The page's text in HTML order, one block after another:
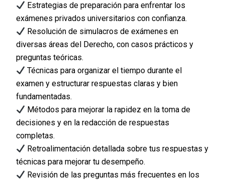
Estrategias de preparación para enfrentar los
exámenes privados universitarios con confianza.
Resolución de simulacros de exámenes en
diversas áreas del Derecho, con casos prácticos y
preguntas teóricas.
Técnicas para organizar el tiempo durante el
examen y estructurar respuestas claras y bien
fundamentadas.
Métodos para mejorar la rapidez en la toma de
decisiones y en la redacción de respuestas
completas.
Retroalimentación detallada sobre tus respuestas y
técnicas para mejorar tu desempeño.
Revisión de las preguntas más frecuentes en los